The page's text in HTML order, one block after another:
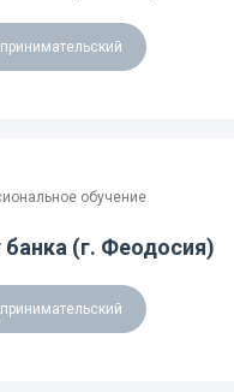
обучение
банка (г. Феодосия)